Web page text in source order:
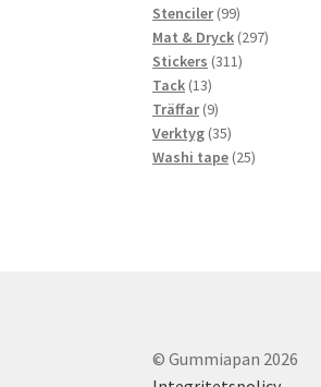
produkter
Stenciler 9999
produkter
Mat & Dryck 297297
Stickers 311311
Tack 1313
produkter
Träffar 99
produkter
Verktyg 3535
produkter
Washi tape 2525
© Gummiapan 2026